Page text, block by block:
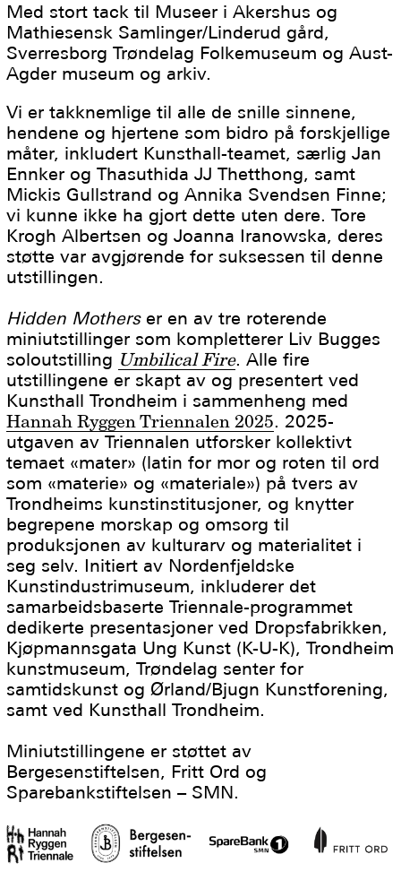
Med stort tack til Museer i Akershus og
Mathiesensk Samlinger/Linderud gård,
Sverresborg Trøndelag Folkemuseum og Aust-
Agder museum og arkiv.
Vi er takknemlige til alle de snille sinnene,
hendene og hjertene som bidro på forskjellige
måter, inkludert Kunsthall-teamet, særlig Jan
Ennker og Thasuthida JJ Thetthong, samt
Mickis Gullstrand og Annika Svendsen Finne;
vi kunne ikke ha gjort dette uten dere. Tore
Krogh Albertsen og Joanna Iranowska, deres
støtte var avgjørende for suksessen til denne
utstillingen.
Hidden Motherser en av tre roterende
miniutstillinger som kompletterer Liv Bugges
soloutstilling Umbilical Fire. Alle fire
utstillingene er skapt av og presentert ved
Kunsthall Trondheim i sammenheng med
Hannah Ryggen Triennalen 2025. 2025-
utgaven av Triennalen utforsker kollektivt
temaet «mater» (latin for mor og roten til ord
som «materie» og «materiale») på tvers av
Trondheims kunstinstitusjoner, og knytter
begrepene morskap og omsorg til
produksjonen av kulturarv og materialitet i
seg selv. Initiert av Nordenfjeldske
Kunstindustrimuseum, inkluderer det
samarbeidsbaserte Triennale-programmet
dedikerte presentasjoner ved Dropsfabrikken,
Kjøpmannsgata Ung Kunst (K-U-K), Trondheim
kunstmuseum, Trøndelag senter for
samtidskunst og Ørland/Bjugn Kunstforening,
samt ved Kunsthall Trondheim.
Miniutstillingene er støttet av
Bergesenstiftelsen, Fritt Ord og
Sparebankstiftelsen – SMN.